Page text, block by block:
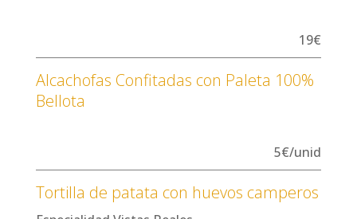
19€
Alcachofas Confitadas con Paleta 100%
Bellota
5€/unid
Tortilla de patata con huevos camperos